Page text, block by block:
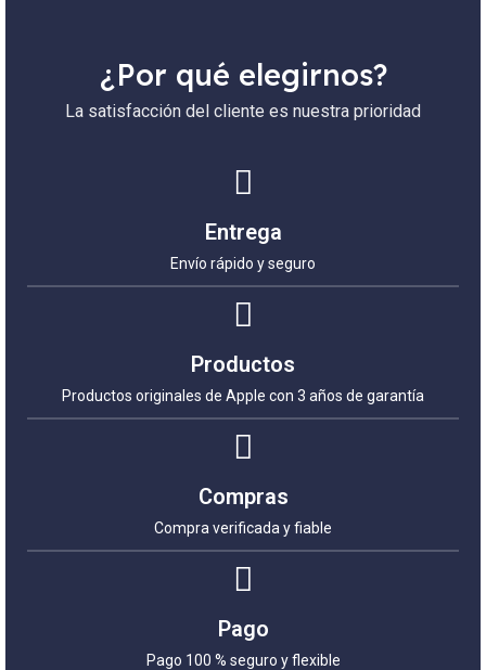
¿Por qué elegirnos?
La satisfacción del cliente es nuestra prioridad
Entrega
Envío rápido y seguro
Productos
Productos originales de Apple con 3 años de garantía
Compras
Compra verificada y fiable
Pago
Pago 100 % seguro y flexible